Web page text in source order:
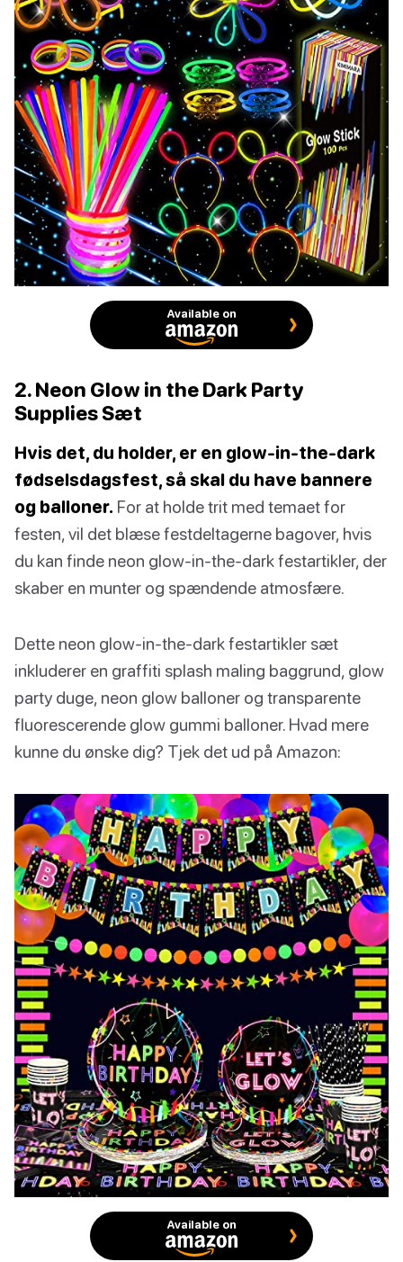
Available on
2. Neon Glow in the Dark Party
Supplies Sæt
Hvis det, du holder, er en glow-in-the-dark
fødselsdagsfest, så skal du have bannere
og balloner. For at holde trit med temaet for
festen, vil det blæse festdeltagerne bagover, hvis
du kan finde neon glow-in-the-dark festartikler, der
skaber en munter og spændende atmosfære.
Dette neon glow-in-the-dark festartikler sæt
inkluderer en graffiti splash maling baggrund, glow
party duge, neon glow balloner og transparente
fluorescerende glow gummi balloner. Hvad mere
kunne du ønske dig? Tjek det ud på Amazon:
Available on